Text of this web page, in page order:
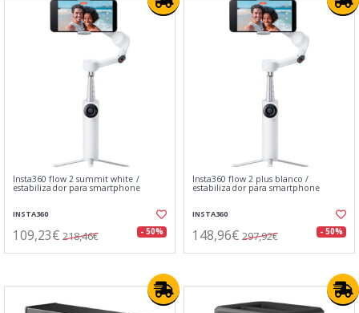
Insta360 flow 2 summit white /
estabilizador para smartphone
INSTA360
109,23€ 218,46€ - 50%
Insta360 flow 2 plus blanco /
estabilizador para smartphone
INSTA360
148,96€ 297,92€ - 50%